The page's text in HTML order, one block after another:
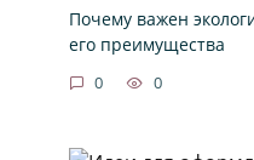
Почему важен
его преимущества
0 0